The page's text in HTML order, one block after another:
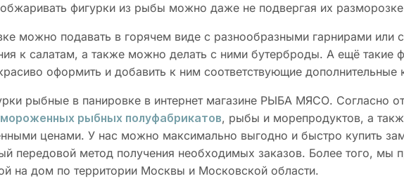
фигурки из рыбы можно даже не подвергая их
можно подавать в горячем виде с разнообразными гарнирами или
к салатам, а также можно делать с ними бутерброды. А ещё такие
оформить и добавить к ним соответствующие дополнительные
рыбные в панировке в интернет магазине РЫБА МЯСО. Согласно
рыбных полуфабрикатов, рыбы и морепродуктов, а
ценами. У нас можно максимально выгодно и быстро купить
передовой метод получения необходимых заказов. Более того, мы
на дом по территории Москвы и Московской области.